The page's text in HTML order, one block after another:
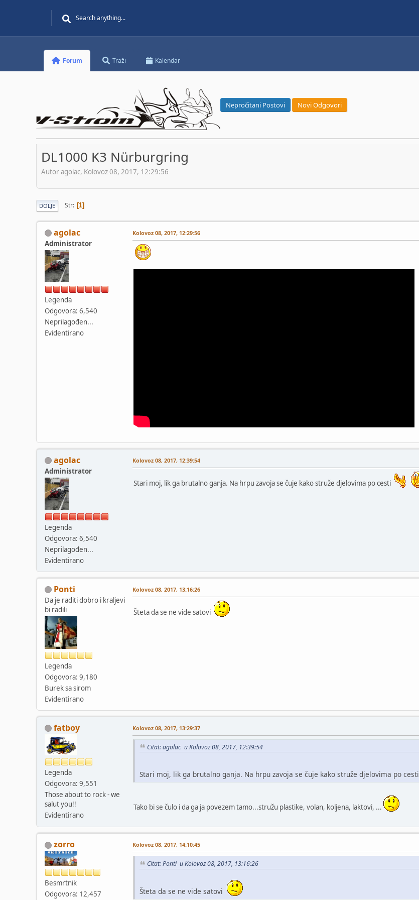
Forum Traži Kalendar
Nepročitani Postovi Novi Odgovori
DL1000 K3 Nürburgring
Autor agolac, Kolovoz 08, 2017, 12:29:56
DOLJE Str 1
agolac
Administrator
Legenda
Odgovora: 6,540
Neprilagođen...
Evidentirano
Kolovoz 08, 2017, 12:29:56
agolac
Administrator
Legenda
Odgovora: 6,540
Neprilagođen...
Evidentirano
Kolovoz 08, 2017, 12:39:54
Stari moj, lik ga brutalno ganja. Na hrpu zavoja se čuje kako struže djelovima po cesti
Ponti
Da je raditi dobro i kraljevi
bi radili
Legenda
Odgovora: 9,180
Burek sa sirom
Evidentirano
Kolovoz 08, 2017, 13:16:26
Šteta da se ne vide satovi
fatboy
Legenda
Odgovora: 9,551
Those about to rock - we
salut you!!
Evidentirano
Kolovoz 08, 2017, 13:29:37
Citat: agolac u Kolovoz 08, 2017, 12:39:54
Stari moj, lik ga brutalno ganja. Na hrpu zavoja se čuje kako struže djelovima po cesti
Tako bi se čulo i da ga ja povezem tamo...stružu plastike, volan, koljena, laktovi, ...
zorro
Besmrtnik
Odgovora: 12,457
Kolovoz 08, 2017, 14:10:45
Citat: Ponti u Kolovoz 08, 2017, 13:16:26
Šteta da se ne vide satovi